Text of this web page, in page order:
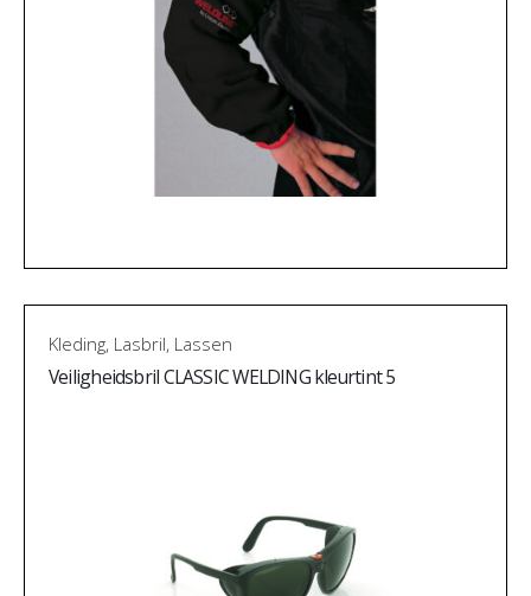
Kleding, Lasbril, Lassen
Veiligheidsbril CLASSIC WELDING kleurtint 5